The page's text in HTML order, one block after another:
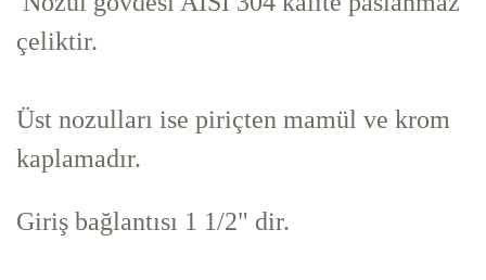
çeliktir.
Üst nozulları ise piriçten mamül ve krom
kaplamadır.
Giriş bağlantısı 1 1/2" dir.